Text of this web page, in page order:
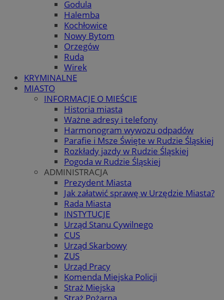
Godula
Halemba
Kochłowice
Nowy Bytom
Orzegów
Ruda
Wirek
KRYMINALNE
MIASTO
INFORMACJE O MIEŚCIE
Historia miasta
Ważne adresy i telefony
Harmonogram wywozu odpadów
Parafie i Msze Święte w Rudzie Śląskiej
Rozkłady jazdy w Rudzie Śląskiej
Pogoda w Rudzie Śląskiej
ADMINISTRACJA
Prezydent Miasta
Jak załatwić sprawę w Urzędzie Miasta?
Rada Miasta
INSTYTUCJE
Urząd Stanu Cywilnego
CUS
Urząd Skarbowy
ZUS
Urząd Pracy
Komenda Miejska Policji
Straż Miejska